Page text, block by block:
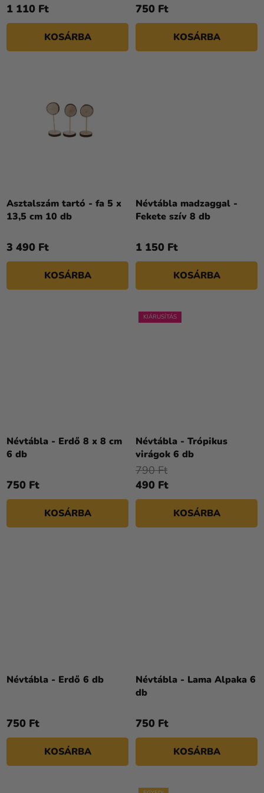
E
1 110 Ft
KOSÁRBA
750 Ft
KOSÁRBA
Asztalszám tartó - fa 5 x
13,5 cm 10 db
3 490 Ft
KOSÁRBA
Névtábla madzaggal -
Fekete szív 8 db
1 150 Ft
KOSÁRBA
Névtábla - Erdő 8 x 8 cm
6 db
750 Ft
KOSÁRBA
KIÁRUSÍTÁS
Névtábla - Trópikus
virágok 6 db
490 Ft
790 Ft
KOSÁRBA
Névtábla - Erdő 6 db
750 Ft
KOSÁRBA
Névtábla - Lama Alpaka 6
db
750 Ft
KOSÁRBA